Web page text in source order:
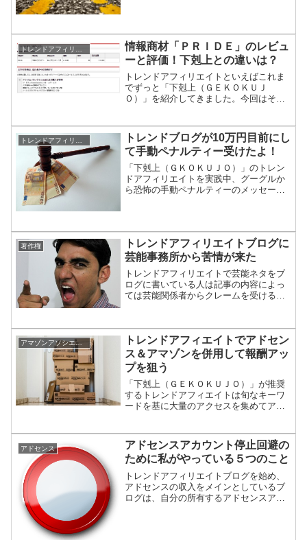
うことになります。これ...
情報商材「ＰＲＩＤＥ」のレビュ
ーと評価！下剋上との違いは？
トレンドアフィリエイトといえばこれま
でずっと「下剋上（ＧＥＫＯＫＵＪ
Ｏ）」を紹介してきました。今回はそれ
す。
トレンドアフィリエイト
トレンドブログが10万円目前にし
て手動ペナルティー受けたよ！
「下剋上（ＧＫＯＫＵＪＯ）」のトレン
ドアフィリエイトを実践中、グーグルか
ら恐怖の手動ペナルティーのメッセージ
著作権
トレンドアフィリエイトブログに
芸能事務所から苦情が来た
トレンドアフィリエイトで芸能ネタをブ
ログに書いている人は記事の内容によっ
ては芸能関係者からクレームを受けるこ
のときの経緯を紹介したいと思います。
アマゾンアソシエイト
トレンドアフィエイトでアドセン
ス＆アマゾンを併用して報酬アッ
プを狙う
「下剋上（ＧＥＫＯＫＵＪＯ）」が推奨
するトレンドアフィエイトは旬なキーワ
ードを基に大量のアクセスを集めてアド
うことで報酬アップにつながります。こ
こではその効果的な方法を...
アドセンス
アドセンスアカウント停止回避の
ために私がやっている５つのこと
トレンドアフィリエイトブログを始め、
アドセンスの収入をメインとしているブ
ログは、自分の所有するアドセンスアカ